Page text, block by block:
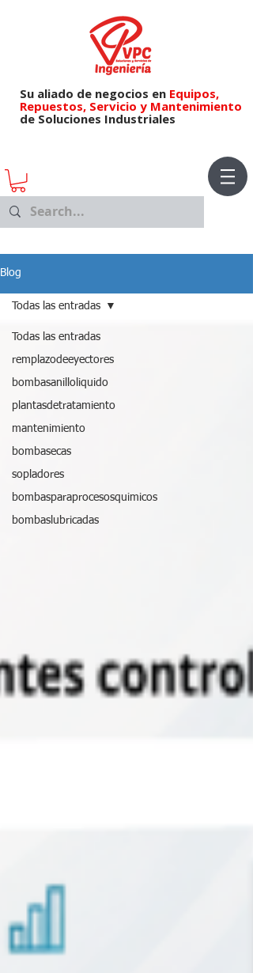
Su aliado de negocios en Equipos,
Repuestos, Servicio y Mantenimiento
de Soluciones Industriales
Blog
Todas las entradas
remplazodeeyectores
bombasanilloliquido
plantasdetratamiento
mantenimiento
bombasecas
sopladores
bombasparaprocesosquimicos
bombaslubricadas
Todas las entradas